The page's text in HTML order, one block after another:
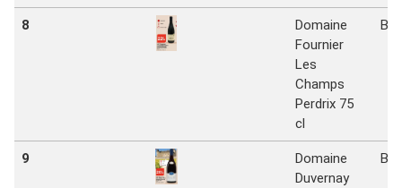
8
Domaine
Fournier
Les
Champs
Perdrix 75
cl
Bi1
9
Domaine
Duvernay
Bi1